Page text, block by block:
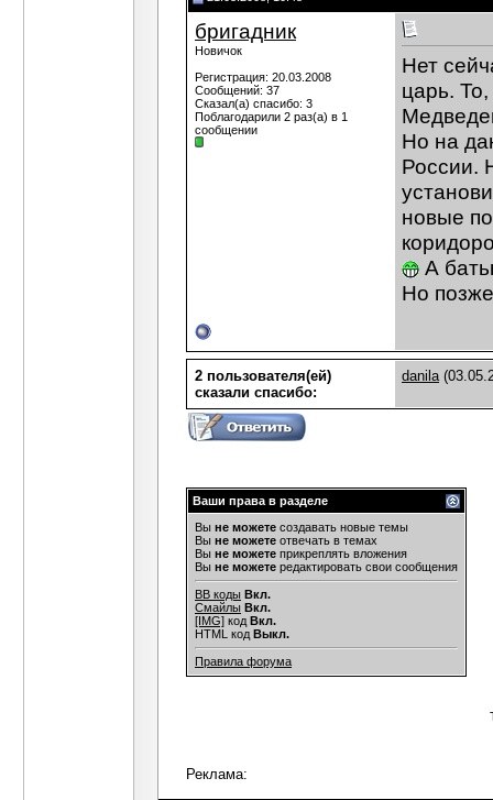
бригадник
Новичок
Регистрация: 20.03.2008
Сообщений: 37
Сказал(а) спасибо: 3
Поблагодарили 2 раз(а) в 1
сообщении
Нет
царь.
Но на
России.
новые
А
Но
2 пользователя(ей)
сказали cпасибо:
danila
Ваши права в разделе
Вы не можете создавать новые темы
Вы не можете отвечать в темах
Вы не можете прикреплять вложения
Вы не можете редактировать свои сообщения
BB коды Вкл.
Смайлы Вкл.
[IMG] код Вкл.
HTML код Выкл.
Правила форума
Реклама: